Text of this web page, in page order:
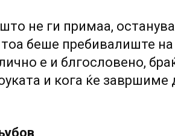
не ги примаа,
беше пребивалиште
е и блгословено,
и кога ќе завршиме